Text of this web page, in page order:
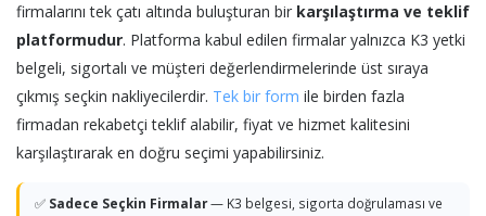
firmalarını tek çatı altında buluşturan bir karşılaştırma ve teklif
platformudur. Platforma kabul edilen firmalar yalnızca K3 yetki
belgeli, sigortalı ve müşteri değerlendirmelerinde üst sıraya
çıkmış seçkin nakliyecilerdir. Tek bir form ile birden fazla
firmadan rekabetçi teklif alabilir, fiyat ve hizmet kalitesini
karşılaştırarak en doğru seçimi yapabilirsiniz.
✅ Sadece Seçkin Firmalar— K3 belgesi, sigorta doğrulaması ve